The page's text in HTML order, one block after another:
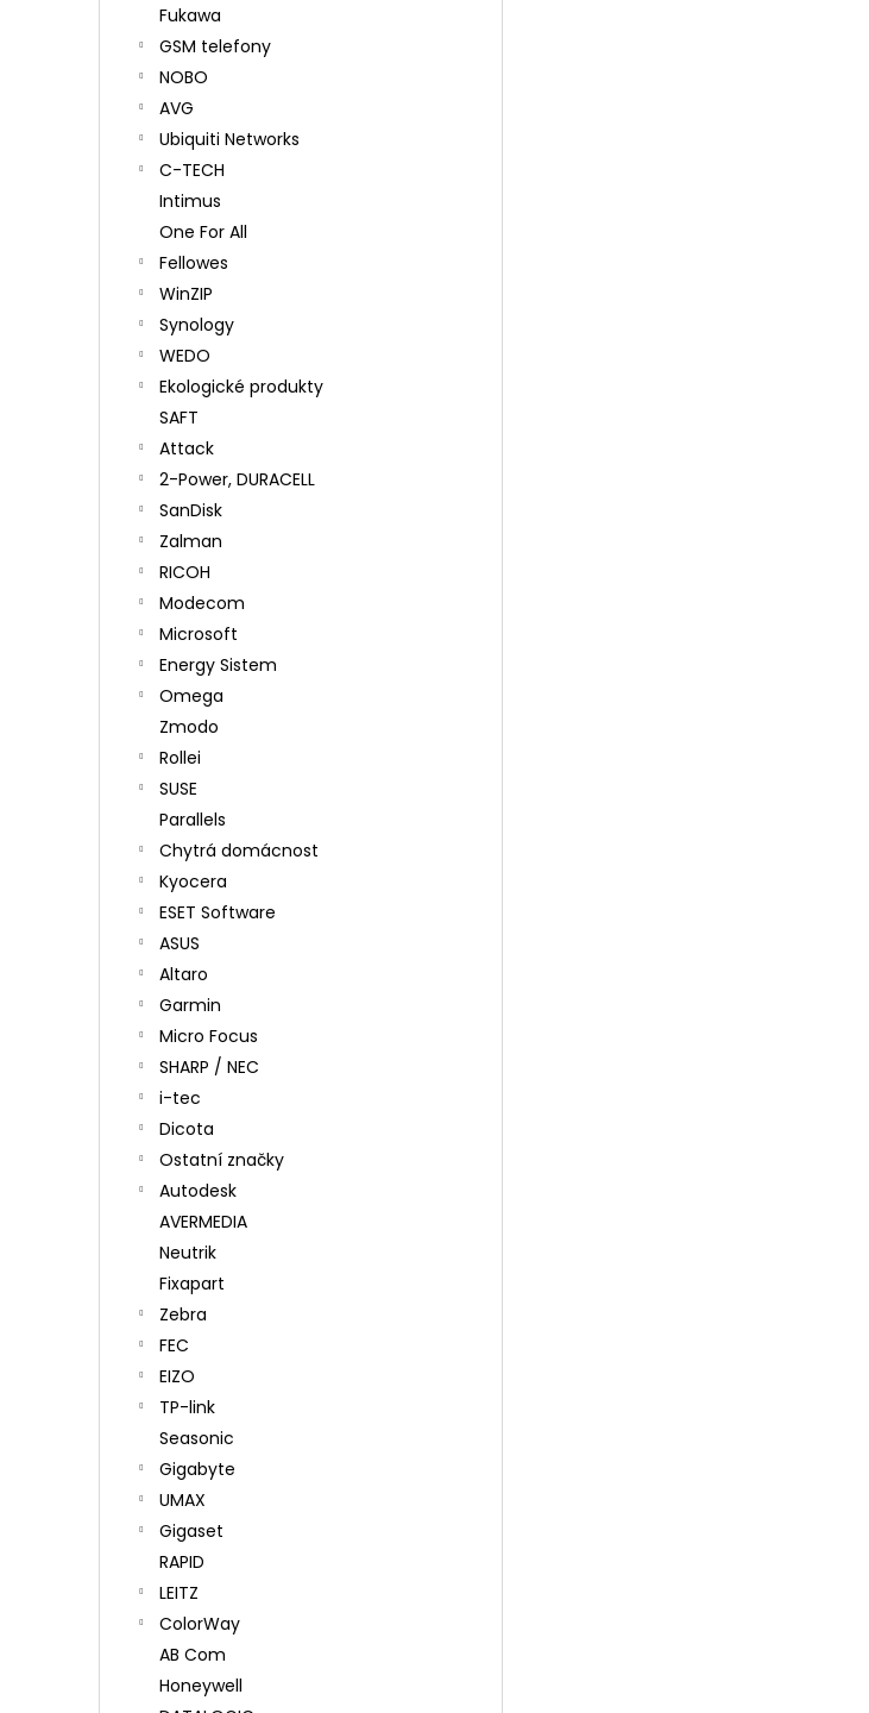
Fukawa
GSM telefony
NOBO
AVG
Ubiquiti Networks
C-TECH
Intimus
One For All
Fellowes
WinZIP
Synology
WEDO
Ekologické produkty
SAFT
Attack
2-Power, DURACELL
SanDisk
Zalman
RICOH
Modecom
Microsoft
Energy Sistem
Omega
Zmodo
Rollei
SUSE
Parallels
Chytrá domácnost
Kyocera
ESET Software
ASUS
Altaro
Garmin
Micro Focus
SHARP / NEC
i-tec
Dicota
Ostatní značky
Autodesk
AVERMEDIA
Neutrik
Fixapart
Zebra
FEC
EIZO
TP-link
Seasonic
Gigabyte
UMAX
Gigaset
RAPID
LEITZ
ColorWay
AB Com
Honeywell